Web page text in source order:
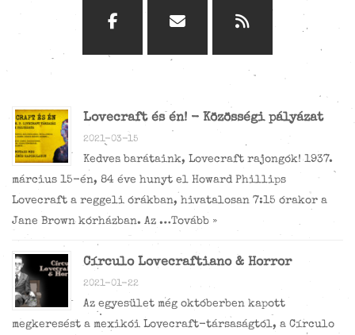
Lovecraft és én! - Közösségi pályázat
2021-03-15
Kedves barátaink, Lovecraft rajongók! 1937.
március 15-én, 84 éve hunyt el Howard Phillips
Lovecraft a reggeli órákban, hivatalosan 7:15 órakor a
Jane Brown kórházban. Az …Tovább »
Círculo Lovecraftiano & Horror
2021-01-22
Az egyesület még októberben kapott
megkeresést a mexikói Lovecraft-társaságtól, a Círculo